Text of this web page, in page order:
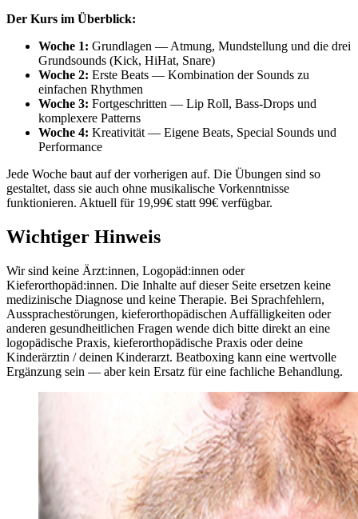
Der Kurs im Überblick:
Woche 1: Grundlagen — Atmung, Mundstellung und die drei
Grundsounds (Kick, HiHat, Snare)
Woche 2: Erste Beats — Kombination der Sounds zu
einfachen Rhythmen
Woche 3: Fortgeschritten — Lip Roll, Bass-Drops und
komplexere Patterns
Woche 4: Kreativität — Eigene Beats, Special Sounds und
Performance
Jede Woche baut auf der vorherigen auf. Die Übungen sind so
gestaltet, dass sie auch ohne musikalische Vorkenntnisse
funktionieren. Aktuell für 19,99€ statt 99€ verfügbar.
Wichtiger Hinweis
Wir sind keine Ärzt:innen, Logopäd:innen oder
Kieferorthopäd:innen. Die Inhalte auf dieser Seite ersetzen keine
medizinische Diagnose und keine Therapie. Bei Sprachfehlern,
Aussprachestörungen, kieferorthopädischen Auffälligkeiten oder
anderen gesundheitlichen Fragen wende dich bitte direkt an eine
logopädische Praxis, kieferorthopädische Praxis oder deine
Kinderärztin / deinen Kinderarzt. Beatboxing kann eine wertvolle
Ergänzung sein — aber kein Ersatz für eine fachliche Behandlung.